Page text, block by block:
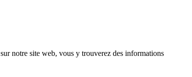
sur notre site web, vous y trouverez des informations